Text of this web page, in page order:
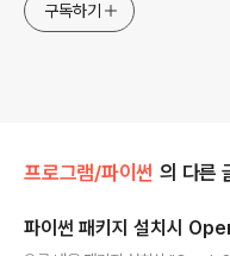
구독하기
프로그램/파이썬 의 다른
파이썬 패키지 설치시